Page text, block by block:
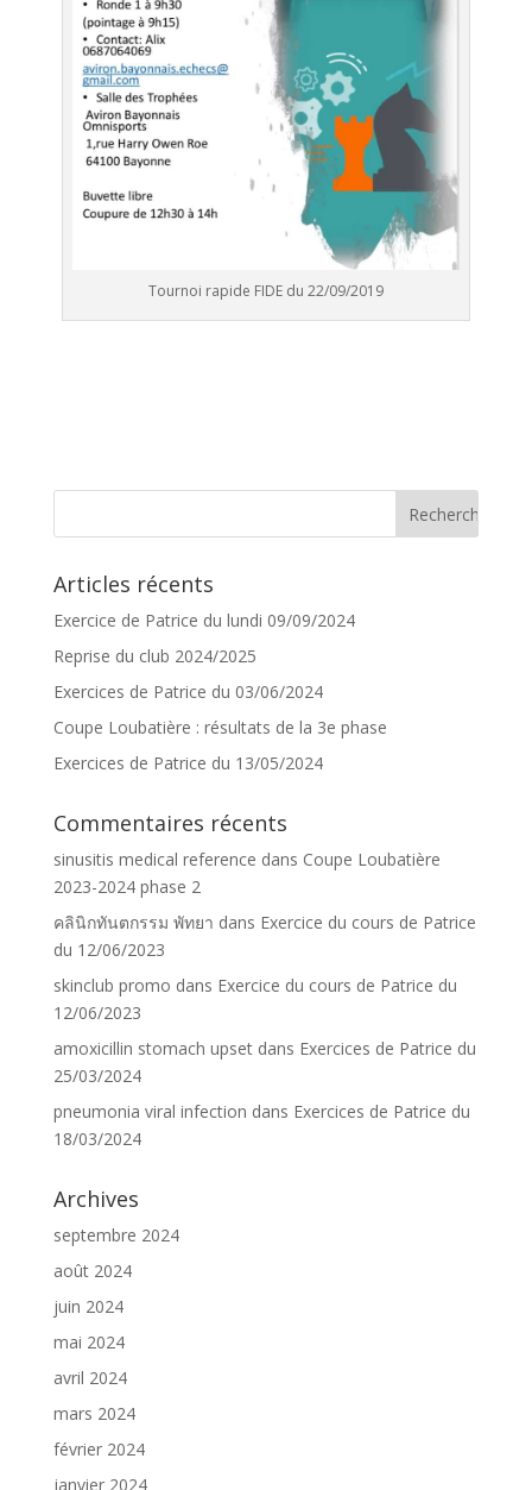
Tournoi rapide FIDE du 22/09/2019
Articles récents
Exercice de Patrice du lundi 09/09/2024
Reprise du club 2024/2025
Exercices de Patrice du 03/06/2024
Coupe Loubatière : résultats de la 3e phase
Exercices de Patrice du 13/05/2024
Commentaires récents
sinusitis medical reference dans Coupe Loubatière
2023-2024 phase 2
คลินิกทันตกรรม พัทยา dans Exercice du cours de Patrice
du 12/06/2023
skinclub promo dans Exercice du cours de Patrice du
12/06/2023
amoxicillin stomach upsetdans Exercices de Patrice du
25/03/2024
pneumonia viral infection dans Exercices de Patrice du
18/03/2024
Archives
septembre 2024
août 2024
juin 2024
mai 2024
avril 2024
mars 2024
février 2024
janvier 2024